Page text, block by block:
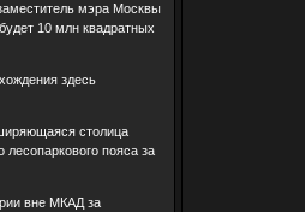
мэра Москвы
10 млн квадратных
здесь
столица
пояса за
вне МКАД за